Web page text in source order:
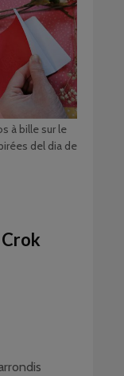
à bille sur le
del dia de